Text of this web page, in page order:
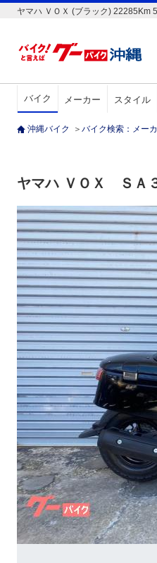
ヤマハ ＶＯＸ (ブラック) 22285Km
バイク メーカー スタイル
沖縄バイク ＞ バイク検索：メー
ヤマハ ＶＯＸ ＳＡ